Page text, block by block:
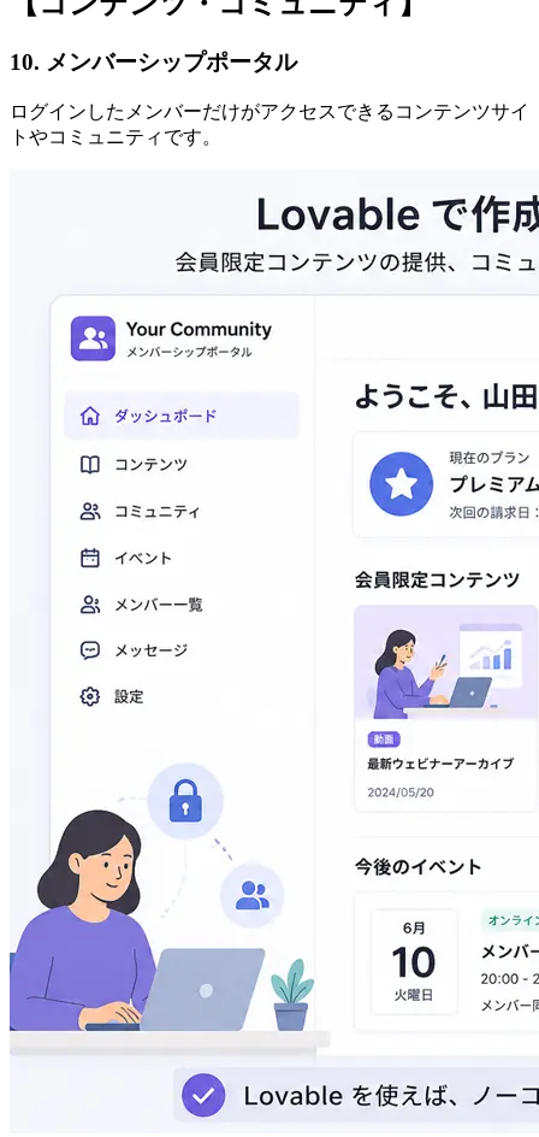
10. メンバーシップポータル
ログインしたメンバーだけがアクセスできるコンテンツサイ
トやコミュニティです。